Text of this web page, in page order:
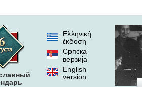
Ελληνική
έκδοση
Српска
верзиjа
English
version